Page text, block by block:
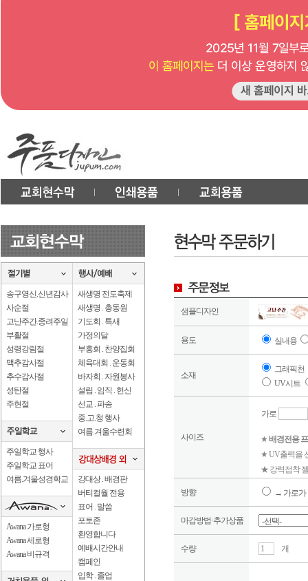
송구영신.신년감사
사순절
고난주간.종려주일
부활절
성령강림절
맥추감사절
추수감사절
성탄절
주현절
주일학교 행사
주일학교 표어
여름.겨울성경학교
Awana 가로형
Awana 세로형
Awana 비규격
새생명 전도축제
새생명 . 총동원
기도회 . 특새
가정의달
부흥회 . 찬양집회
체육대회 . 운동회
바자회 . 자원봉사
설립 . 임직 . 헌신
선교 . 파송
중.고.청 행사
여름.겨울수련회
강대상 . 배경판
버티컬월 전용
표어 . 말씀
포토존
환영합니다
예배시간안내
캠페인
입학 . 졸업
샘플디자인
용도 실내용
소재
그래픽천
UV시트
사이즈
가로
★배경전용
★ UV출력을
★ 강력접착
방향 → 가로가
마감방법·추가상품
수량 개